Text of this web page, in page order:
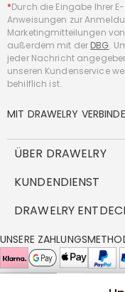
*Durch die Eingabe Ihrer
Anweisungen zur
Marketingmitteilungen
außerdem mit der DBG.
jeder Nachricht
unseren Kundenservice
behilflich ist.
MIT DRAWELRY
ÜBER DRAWELRY
Über Uns
DBG
FAQ
Cookie-Richtlinie
KUNDENDIENST
Rückgabe &
Pflegehinweis
DRAWELRY
Drawelry Prime
Bonusprogramm
UNSERE